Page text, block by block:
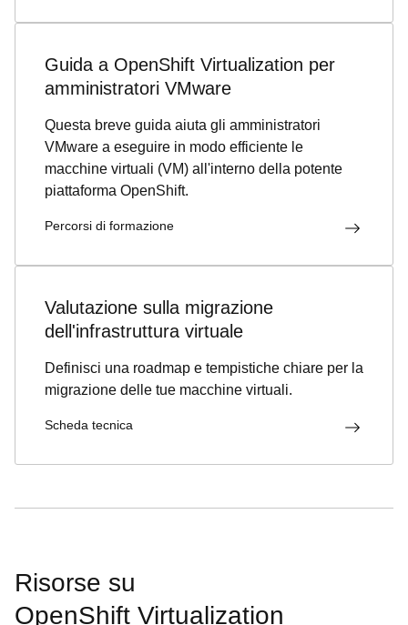
Guida a OpenShift Virtualization per
amministratori VMware
Questa breve guida aiuta gli amministratori
VMware a eseguire in modo efficiente le
macchine virtuali (VM) all'interno della potente
piattaforma OpenShift.
Percorsi di formazione
Valutazione sulla migrazione
dell'infrastruttura virtuale
Definisci una roadmap e tempistiche chiare per la
migrazione delle tue macchine virtuali.
Scheda tecnica
Risorse su
OpenShift Virtualization